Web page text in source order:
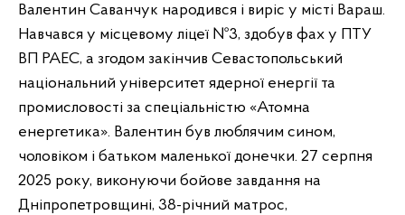
Валентин Саванчук народився і виріс у місті Вараш.
Навчався у місцевому ліцеї №3, здобув фах у ПТУ
ВП РАЕС, а згодом закінчив Севастопольський
національний університет ядерної енергії та
промисловості за спеціальністю «Атомна
енергетика». Валентин був люблячим сином,
чоловіком і батьком маленької донечки. 27 серпня
2025 року, виконуючи бойове завдання на
Дніпропетровщині, 38-річний матрос,